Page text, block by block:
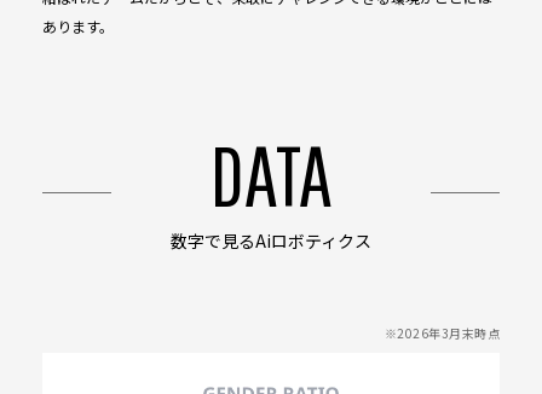
あります。
DATA
数字で見るAiロボティクス
※2026年3月末時点